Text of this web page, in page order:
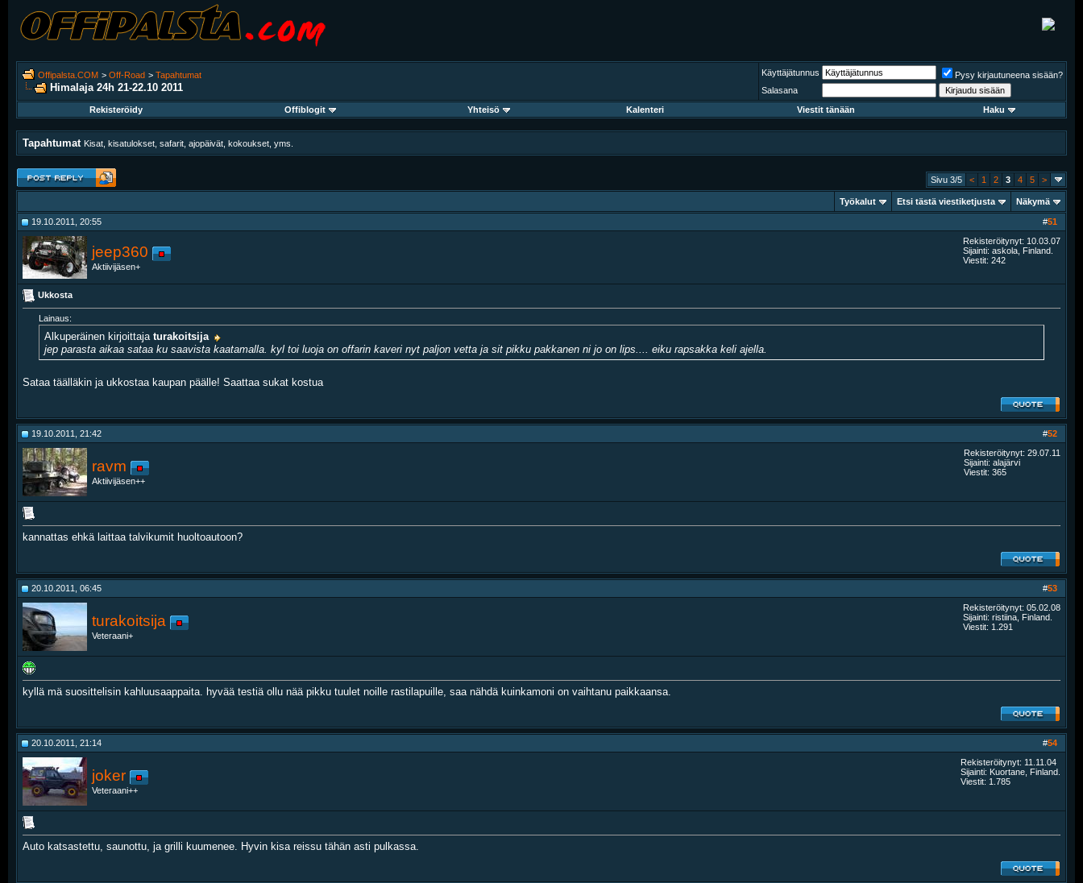
Offipalsta.COM > Off-Road > Tapahtumat
Himalaja 24h 21-22.10 2011
Käyttäjätunnus
Pysy kirjautuneena sisään?
Salasana
Rekisteröidy
Offiblogit Yhteisö Kalenteri Viestit tänään Haku
Tapahtumat Kisat, kisatulokset, safarit, ajopäivät, kokoukset, yms.
Sivu 3/5 < 1 2 3 4 5 >
Työkalut Etsi tästä viestiketjusta Näkymä
#51
19.10.2011, 20:55
jeep360
Aktiivijäsen+
Rekisteröitynyt: 10.03.07
Sijainti: askola, Finland.
Viestit: 242
Ukkosta
Lainaus:
Alkuperäinen kirjoittaja turakoitsija
jep parasta aikaa sataa ku saavista kaatamalla. kyl toi luoja on offarin kaveri nyt paljon vetta ja sit pikku pakkanen ni jo on lips.... eiku rapsakka keli ajella.
Sataa täälläkin ja ukkostaa kaupan päälle! Saattaa sukat kostua
#52
19.10.2011, 21:42
ravm
Aktiivijäsen++
Rekisteröitynyt: 29.07.11
Sijainti: alajärvi
Viestit: 365
kannattas ehkä laittaa talvikumit huoltoautoon?
#53
20.10.2011, 06:45
turakoitsija
Veteraani+
Rekisteröitynyt: 05.02.08
Sijainti: ristiina, Finland.
Viestit: 1.291
kyllä mä suosittelisin kahluusaappaita. hyvää testiä ollu nää pikku tuulet noille rastilapuille, saa nähdä kuinkamoni on vaihtanu paikkaansa.
#54
20.10.2011, 21:14
joker
Veteraani++
Rekisteröitynyt: 11.11.04
Sijainti: Kuortane, Finland.
Viestit: 1.785
Auto katsastettu, saunottu, ja grilli kuumenee. Hyvin kisa reissu tähän asti pulkassa.